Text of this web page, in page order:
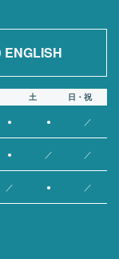
ENGLISH
土 日・祝
● ● ／
● ／ ／
／ ● ／